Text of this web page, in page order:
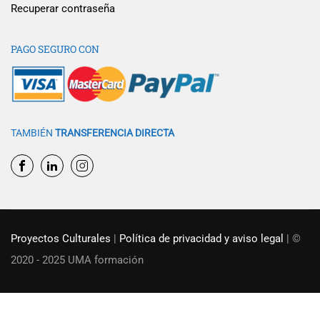
Recuperar contraseña
PAGO SEGURO CON
TAMBIÉN TRANSFERENCIA DIRECTA
Proyectos Culturales | Política de privacidad y aviso legal | ©
2020 - 2025 UMA formación